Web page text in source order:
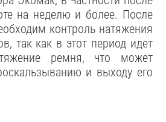
на неделю и более. После
контроль натяжения
так как в этот период идет
ремня, что может
и выходу его